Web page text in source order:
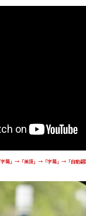
幕」→「英語」→「字幕」→「自動翻